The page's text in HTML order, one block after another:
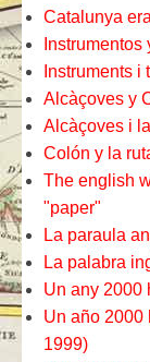
Catalunya
Instruments
Alcàçoves y
Alcàçoves i
Colón y la
The english
"paper"
La paraula
La palabra
Un any 2000
Un año 2000
1999)